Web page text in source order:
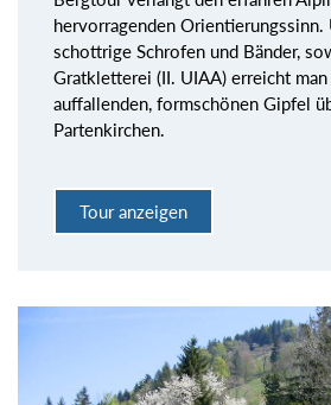
hervorragenden Orientierungssinn.
schottrige Schrofen und Bänder,
Gratkletterei (II. UIAA) erreicht
auffallenden, formschönen Gipfel
Partenkirchen.
Tour anzeigen